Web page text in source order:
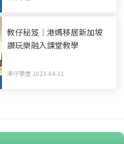
教仔秘笈｜港媽移居新加坡
讚玩樂融入課堂教學
湊仔學堂 2023-04-11